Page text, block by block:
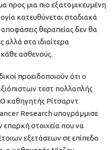
προς μια πιο εξατομικευμένη
κατευθύνεται σταδιακά
θεραπείας δεν θα
αλλά στα ιδιαίτερα
ασθενούς.
προειδοποιούν ότι ο
τεστ πολλαπλής
καθηγητής Ρίτσαρντ
Research υπογράμμισε
επαρκή στοιχεία που να
εξετάσεων σε επίπεδο